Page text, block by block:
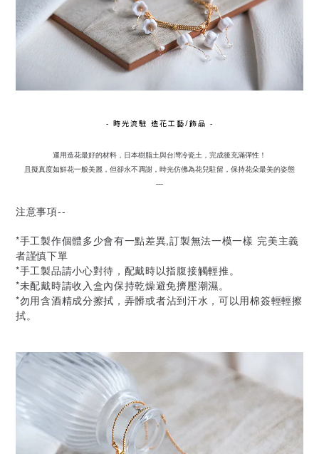
- 時光流駐 造花工藝/飾品 -
運用造花最好的材料，日本樹脂土與台灣冷瓷土，完成後充滿彈性！
且擬真度如鮮花一般美麗，但卻永不凋謝，時光仿佛為花兒駐留，保持花朵最美的姿態
—
注意事項--
*手工製作個體多少會有一點差異,訂製無法一模一樣 完美主義
者謹慎下單
*手工製品請小心對待，配戴時以指腹接觸輕推。
*未配戴時請收入盒內保持乾燥避免擠壓潮濕。
*勿用含酒精成分擦拭， 弄髒或者沾到汗水，可以用棉簽輕輕擦
拭。